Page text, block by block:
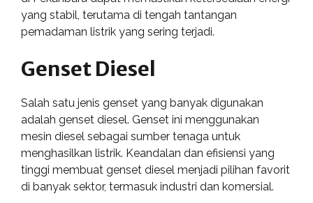
yang stabil, terutama di tengah tantangan
pemadaman listrik yang sering terjadi.
Genset Diesel
Salah satu jenis genset yang banyak digunakan
adalah genset diesel. Genset ini menggunakan
mesin diesel sebagai sumber tenaga untuk
menghasilkan listrik. Keandalan dan efisiensi yang
tinggi membuat genset diesel menjadi pilihan favorit
di banyak sektor, termasuk industri dan komersial.